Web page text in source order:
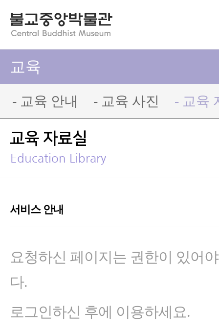
교육
- 교육 안내 - 교육 사진 - 교육
교육 자료실
Education Library
서비스 안내
요청하신 페이지는 권한이 있어
다.
로그인하신 후에 이용하세요.